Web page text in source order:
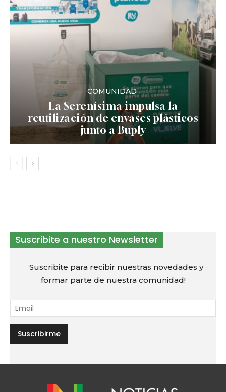
COMUNIDAD
La Serenísima impulsa la
reutilización de envases plásticos
junto a Buply
Suscribite a nuestro Newsletter
Suscribite para recibir nuestras novedades y
formar parte de nuestra comunidad!